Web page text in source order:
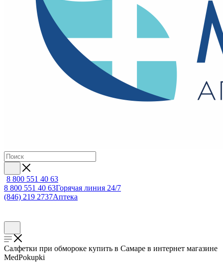
8 800 551 40 63
8 800 551 40 63Горячая линия 24/7
(846) 219 2737Аптека
Салфетки при обмороке купить в Самаре в интернет магазине
MedPokupki